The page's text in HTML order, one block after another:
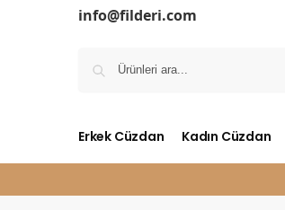
info@filderi.com
Erkek Cüzdan Kadın Cüzdan